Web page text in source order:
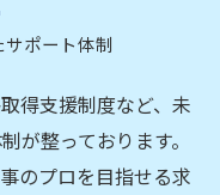
ポート体制
得支援制度など、未
が整っております。
のプロを目指せる求